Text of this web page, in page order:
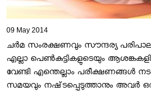
09 May 2014
ചര്‍മ സംരക്ഷണവും സൗന്ദര്യ
എല്ലാ പെണ്‍കുട്ടികളുടെയും
വേണ്ടി എന്തെല്ലാം പരീക്ഷണങ്ങള്‍
സമയവും നഷ്‌ടപ്പെടുത്താനും അവര്‍